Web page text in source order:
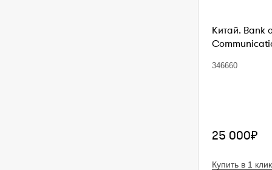
Китай. Bank
346660
25 000₽
Купить в 1 клик